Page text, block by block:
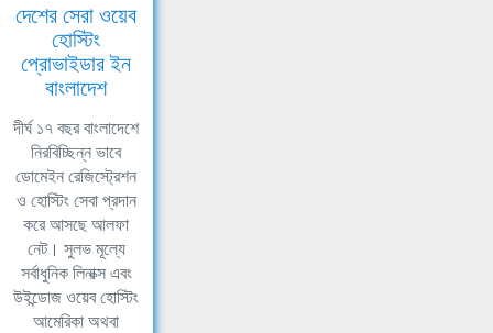
দেশের সেরা ওয়েব
হোস্টিং
প্রোভাইডার ইন
বাংলাদেশ
দীর্ঘ ১৭ বছর বাংলাদেশে
নিরবিচ্ছিন্ন ভাবে
ডোমেইন রেজিস্ট্রেশন
ও হোস্টিং সেবা প্রদান
করে আসছে আলফা
নেট। সুলভ মূল্যে
সর্বাধুনিক লিনাক্স এবং
উইন্ডোজ ওয়েব হোস্টিং
আমেরিকা অথবা